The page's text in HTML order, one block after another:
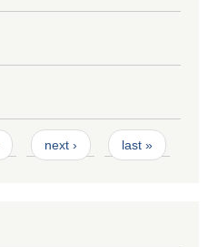
next › last »